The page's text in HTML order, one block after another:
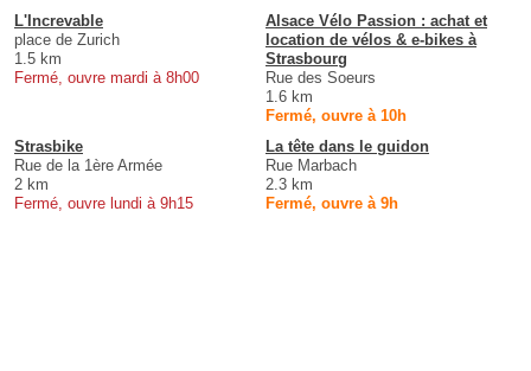
L'Increvable
place de Zurich
1.5 km
Fermé, ouvre mardi à 8h00
Alsace Vélo Passion : achat et
location de vélos & e-bikes à
Strasbourg
Rue des Soeurs
1.6 km
Fermé, ouvre à 10h
Strasbike
Rue de la 1ère Armée
2 km
Fermé, ouvre lundi à 9h15
La tête dans le guidon
Rue Marbach
2.3 km
Fermé, ouvre à 9h